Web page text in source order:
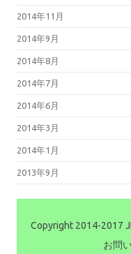
2014年11月
2014年9月
2014年8月
2014年7月
2014年6月
2014年3月
2014年1月
2013年9月
Copyright 2014-2017
お問